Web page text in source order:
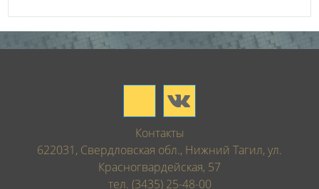
Контакты
622031, Свердловская обл., Нижний Тагил, ул.
Красногвардейская, 57
тел. (3435) 25-48-00